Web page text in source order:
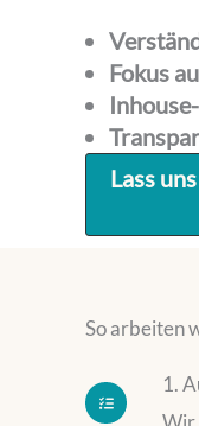
Fokus
Lass
So arbeiten
1.